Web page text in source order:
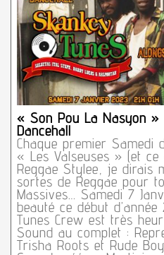
« Son Pou La Nasyon »
Dancehall
Chaque premier Samedi
« Les Valseuses » (et ce
Reggae Stylee, je dirais
sortes de Reggae pour
Massives… Samedi 7
beauté ce début
Tunes Crew est très
Sound au complet :
Trisha Roots et Rude